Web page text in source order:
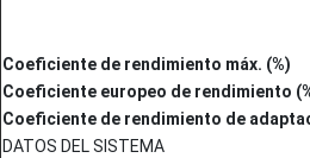
Coeficiente de rendimiento máx. (%)
Coeficiente europeo de rendimiento
Coeficiente de rendimiento de
DATOS DEL SISTEMA